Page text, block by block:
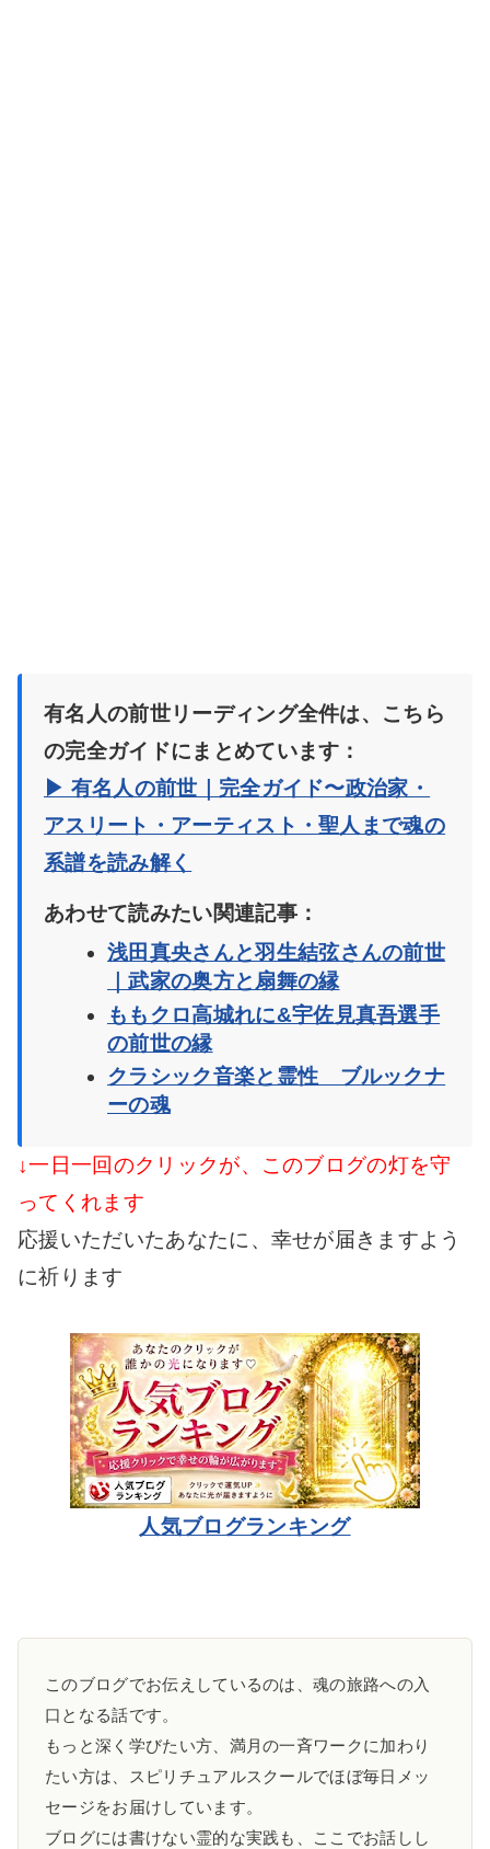
有名人の前世リーディング全件は、こちら
の完全ガイドにまとめています：
▶ 有名人の前世｜完全ガイド〜政治家・
アスリート・アーティスト・聖人まで魂の
系譜を読み解く
あわせて読みたい関連記事：
浅田真央さんと羽生結弦さんの前世
｜武家の奥方と扇舞の縁
ももクロ高城れに&宇佐見真吾選手
の前世の縁
クラシック音楽と霊性 ブルックナ
ーの魂
↓一日一回のクリックが、このブログの灯を守
ってくれます
応援いただいたあなたに、幸せが届きますよう
に祈ります
人気ブログランキング
このブログでお伝えしているのは、魂の旅路への入
口となる話です。
もっと深く学びたい方、満月の一斉ワークに加わり
たい方は、スピリチュアルスクールでほぼ毎日メッ
セージをお届けしています。
ブログには書けない霊的な実践も、ここでお話しし